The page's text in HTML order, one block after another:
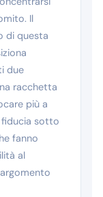
Il
di questa
due
racchetta
più a
fiducia sotto
fanno
al